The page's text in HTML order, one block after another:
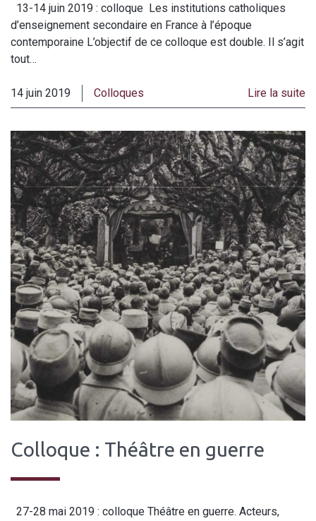
13-14 juin 2019 : colloque Les institutions catholiques
d’enseignement secondaire en France à l’époque
contemporaine L’objectif de ce colloque est double. Il s’agit
tout…
14 juin 2019 Colloques Lire la suite
Colloque : Théâtre en guerre
27-28 mai 2019 : colloque Théâtre en guerre. Acteurs,